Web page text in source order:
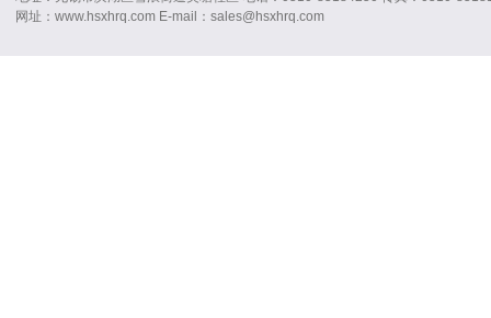
网址：www.hsxhrq.com E-mail：sales@hsxhrq.com